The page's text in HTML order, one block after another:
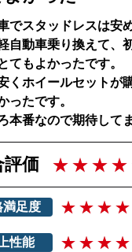
でスタッドレスは安
自動車乗り換えて、
てもよかったです。
くホイールセットが
ったです。
本番なので期待してま
評価
満足度
性能